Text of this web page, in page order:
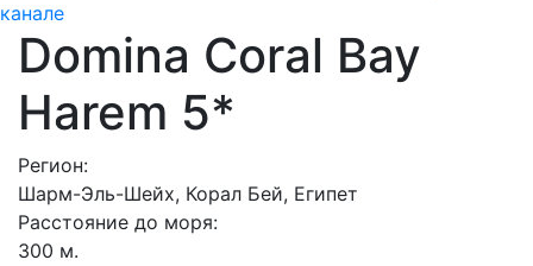
канале
Domina Coral Bay
Harem 5*
Регион:
Шарм-Эль-Шейх, Корал Бей, Египет
Расстояние до моря:
300 м.